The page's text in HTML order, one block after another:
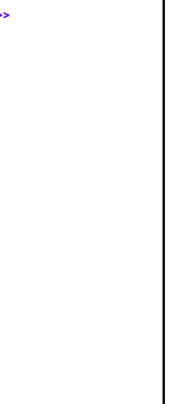
>